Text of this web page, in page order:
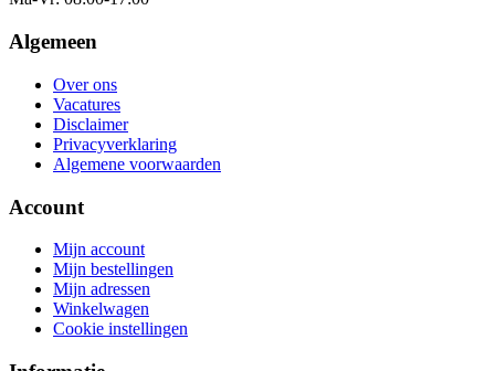
Algemeen
Over ons
Vacatures
Disclaimer
Privacyverklaring
Algemene voorwaarden
Account
Mijn account
Mijn bestellingen
Mijn adressen
Winkelwagen
Cookie instellingen